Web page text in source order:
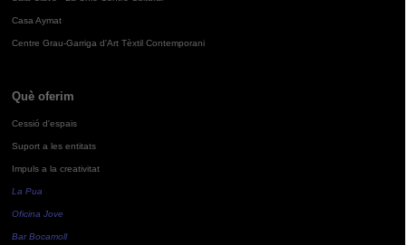
Casa Aymat
Centre Grau-Garriga d'Art Tèxtil Contemporani
Què oferim
Cessió d'espais
Suport a les entitats
Impuls a la creativitat
La Pua
Oficina Jove
Bar Bocamoll